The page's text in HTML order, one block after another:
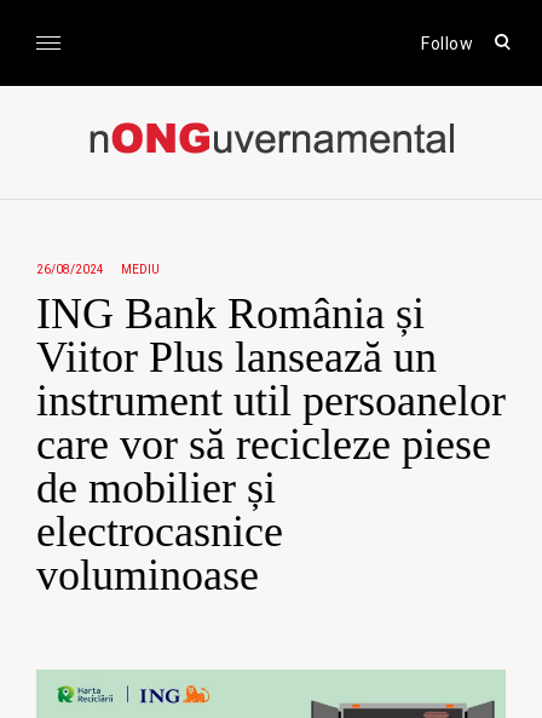
Follow
open
form
nONGuvernamental
26/08/2024 MEDIU
ING Bank România și
Viitor Plus lansează un
instrument util persoanelor
care vor să recicleze piese
de mobilier și
electrocasnice
voluminoase